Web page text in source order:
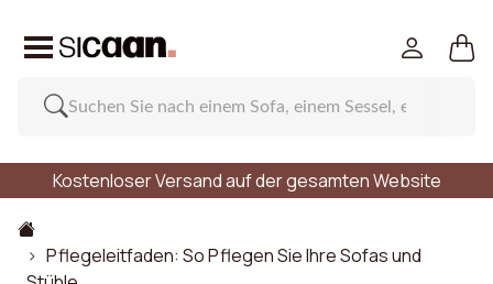
Kostenloser Versand auf der gesamten Website
Pflegeleitfaden: So Pflegen Sie Ihre Sofas und